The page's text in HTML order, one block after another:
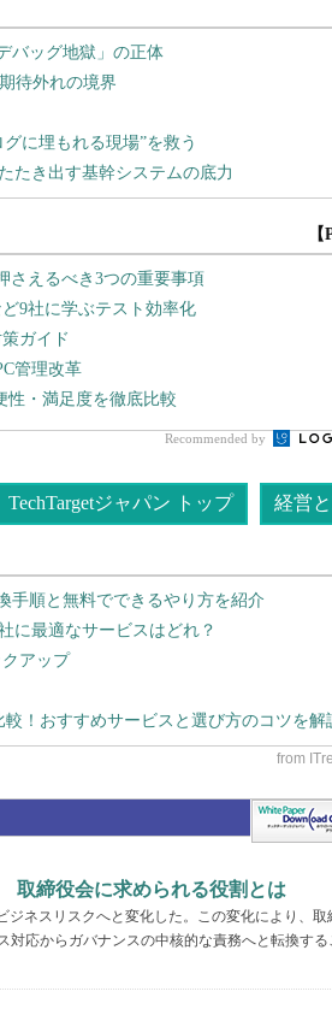
【
さえるべき3つの重要事項
9社に学ぶテスト効率化
ガイド
管理改革
性・満足度を徹底比較
Recommended by
TechTargetジャパン トップ 経営
手順と無料でできるやり方を紹介
に最適なサービスはどれ？
アップ
較！おすすめサービスと選び方のコツを解
取締役会に求められる役割とは
ネスリスクへと変化した。この変化により、取
応からガバナンスの中核的な責務へと転換する